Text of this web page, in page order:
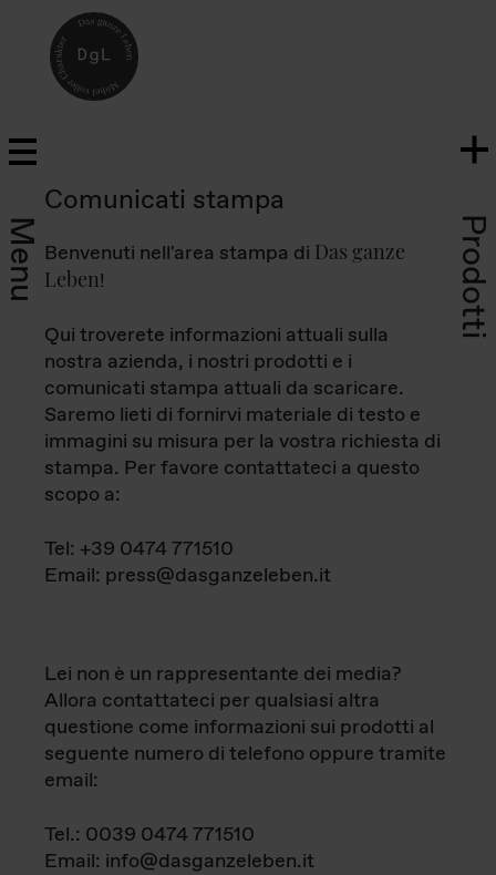
Menu Prodotti
Comunicati stampa
Benvenuti nell'area stampa di Das ganze
Leben!
Qui troverete informazioni attuali sulla
nostra azienda, i nostri prodotti e i
comunicati stampa attuali da scaricare.
Saremo lieti di fornirvi materiale di testo e
immagini su misura per la vostra richiesta di
stampa. Per favore contattateci a questo
scopo a:
Tel: +39 0474 771510
Email: press@dasganzeleben.it
Lei non è un rappresentante dei media?
Allora contattateci per qualsiasi altra
questione come informazioni sui prodotti al
seguente numero di telefono oppure tramite
email:
Tel.: 0039 0474 771510
Email: info@dasganzeleben.it